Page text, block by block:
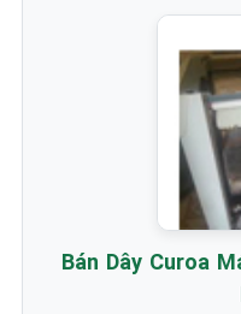
Bán Dây Curoa